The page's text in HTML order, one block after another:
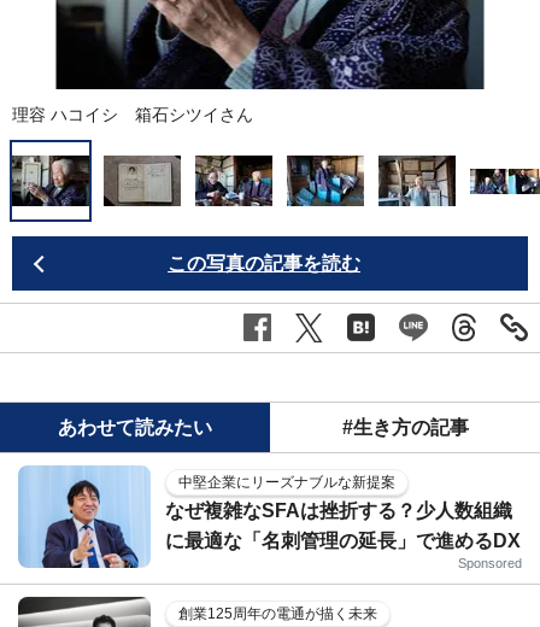
理容 ハコイシ 箱石シツイさん
この写真の記事を読む
あわせて読みたい #生き方の記事
中堅企業にリーズナブルな新提案
なぜ複雑なSFAは挫折する？少人数組織
に最適な「名刺管理の延長」で進めるDX
Sponsored
創業125周年の電通が描く未来